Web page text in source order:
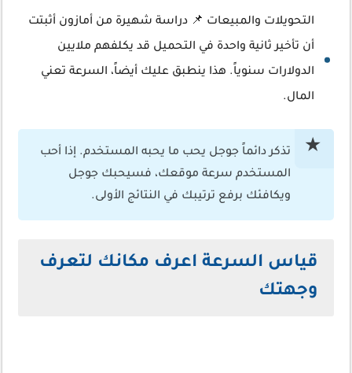
التحويلات والمبيعات 📌 دراسة شهيرة من أمازون أثبتت
أن تأخير ثانية واحدة في التحميل قد يكلفهم ملايين
الدولارات سنوياً. هذا ينطبق عليك أيضاً، السرعة تعني
المال.
تذكر دائماً جوجل يحب ما يحبه المستخدم. إذا أحب
المستخدم سرعة موقعك، فسيحبك جوجل
ويكافئك برفع ترتيبك في النتائج الأولى.
قياس السرعة اعرف مكانك لتعرف
وجهتك